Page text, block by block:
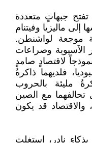
جبهاتٍ متعددة
ماليزيا وفيتنام
موجعة لواشنطن.
الآسيوية وصراعات
لاقتصادٍ صامدٍ
فلديهما ذاكرةٌ
مليئة بالحروب
تحالفهما مع الصين
والاقتصاد قد يكون
نادر، استغلت